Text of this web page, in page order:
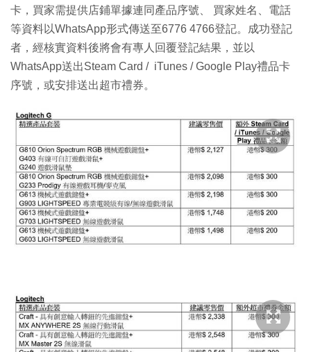
卡，買家需提供店鋪單據連同產品序號、 買家姓名、電話
等資料以WhatsApp形式傳送至6776 4766登記。成功登記
者，經核實資料後將會有專人回覆登記結果，並以
WhatsApp送出Steam Card / iTunes / Google Play禮品卡
序號，或安排送出超市禮券。